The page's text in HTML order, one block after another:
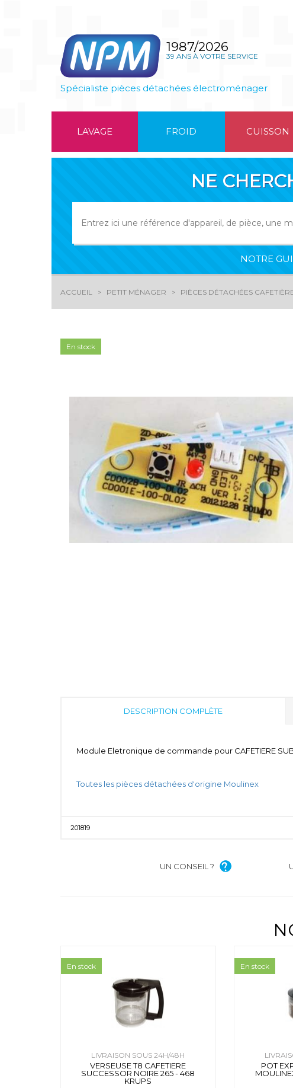
1987/2026
39 ANS À VOTRE SERVICE
Spécialiste pièces détachées électroménager
LAVAGE FROID CUISSON
NE
NOTRE
ACCUEIL PETIT MÉNAGER PIÈCES DÉTACHÉES
En stock
DESCRIPTION COMPLÈTE
Module Eletronique de commande pour CAFETIERE
Toutes les pièces détachées d'origine Moulinex
201819
UN CONSEIL ?
LIVRAISON SOUS 24H/48H
VERSEUSE T8 CAFETIERE
SUCCESSOR NOIRE 265 - 468
KRUPS
En stock
POT
En stock